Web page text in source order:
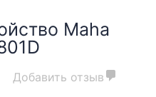
Maha
Добавить отзыв